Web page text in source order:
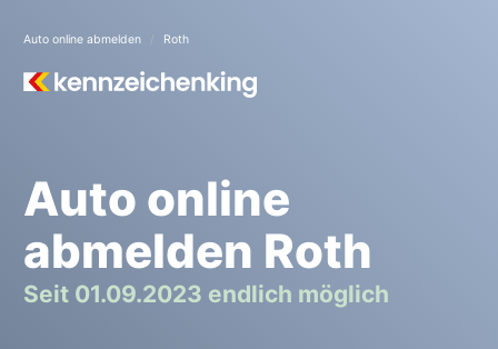
Auto online abmelden Roth
Auto online
abmelden Roth
Seit 01.09.2023 endlich möglich